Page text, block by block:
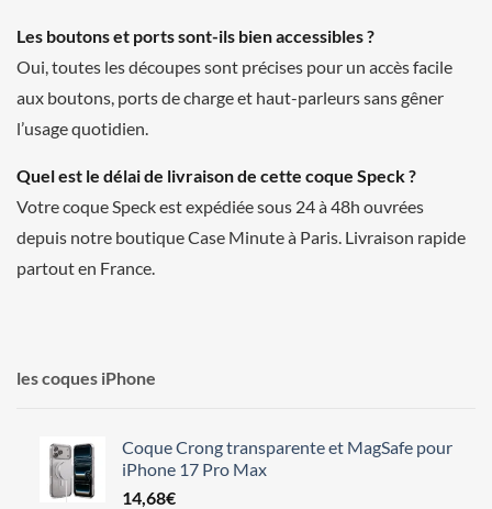
Les boutons et ports sont-ils bien accessibles ?
Oui, toutes les découpes sont précises pour un accès facile
aux boutons, ports de charge et haut-parleurs sans gêner
l’usage quotidien.
Quel est le délai de livraison de cette coque Speck ?
Votre coque Speck est expédiée sous 24 à 48h ouvrées
depuis notre boutique Case Minute à Paris. Livraison rapide
partout en France.
les coques iPhone
Coque Crong transparente et MagSafe pour
iPhone 17 Pro Max
14,68€